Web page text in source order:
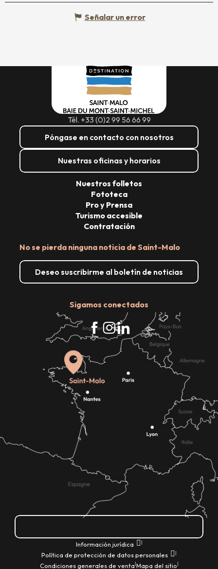
Señalar un error
Tél. +33 (0)2 99 56 66 99
Póngase en contacto con nosotros
Nuestras oficinas y horarios
No se pierda ninguna noticia de Saint-Malo
Deseo suscribirme al boletín de noticias
Sigamos conectados
Nuestros folletos
Fototeca
Pro y Prensa
Turismo accesible
Contratación
Información jurídica |
Política de protección de datos personales |
Condiciones generales de venta|Mapa del sitio|